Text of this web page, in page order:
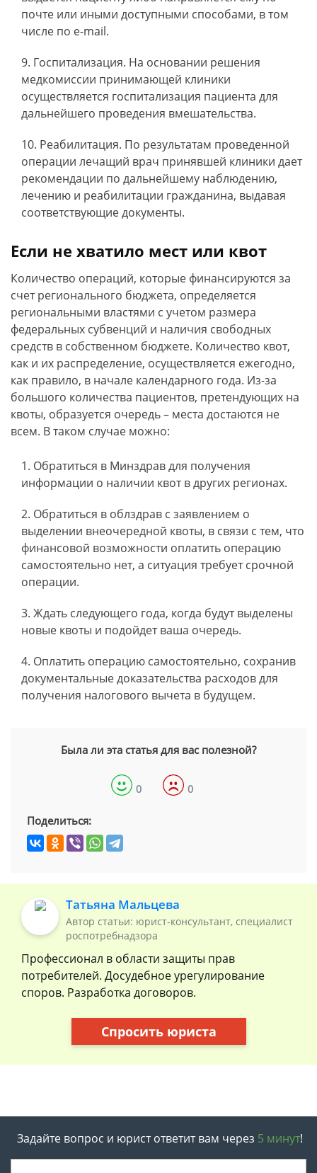
почте или иными доступными способами, в том
числе по e-mail.
Госпитализация. На основании решения
медкомиссии принимающей клиники
осуществляется госпитализация пациента для
дальнейшего проведения вмешательства.
Реабилитация. По результатам проведенной
операции лечащий врач принявшей клиники дает
рекомендации по дальнейшему наблюдению,
лечению и реабилитации гражданина, выдавая
соответствующие документы.
Если не хватило мест или квот
Количество операций, которые финансируются за
счет регионального бюджета, определяется
региональными властями с учетом размера
федеральных субвенций и наличия свободных
средств в собственном бюджете. Количество квот,
как и их распределение, осуществляется ежегодно,
как правило, в начале календарного года. Из-за
большого количества пациентов, претендующих на
квоты, образуется очередь – места достаются не
всем. В таком случае можно:
Обратиться в Минздрав для получения
информации о наличии квот в других регионах.
Обратиться в облздрав с заявлением о
выделении внеочередной квоты, в связи с тем, что
финансовой возможности оплатить операцию
самостоятельно нет, а ситуация требует срочной
операции.
Ждать следующего года, когда будут выделены
новые квоты и подойдет ваша очередь.
Оплатить операцию самостоятельно, сохранив
документальные доказательства расходов для
получения налогового вычета в будущем.
Была ли эта статья для вас полезной?
0 0
Поделиться:
Татьяна Мальцева
Автор статьи: юрист-консультант, специалист
роспотребнадзора
Профессионал в области защиты прав
потребителей. Досудебное урегулирование
споров. Разработка договоров.
Спросить юриста
Задайте вопрос и юрист ответит вам через 5 минут!